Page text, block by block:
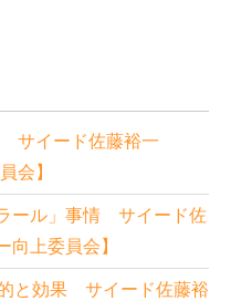
サイード佐藤裕一
会】
ール」事情 サイード佐
上委員会】
と効果 サイード佐藤裕